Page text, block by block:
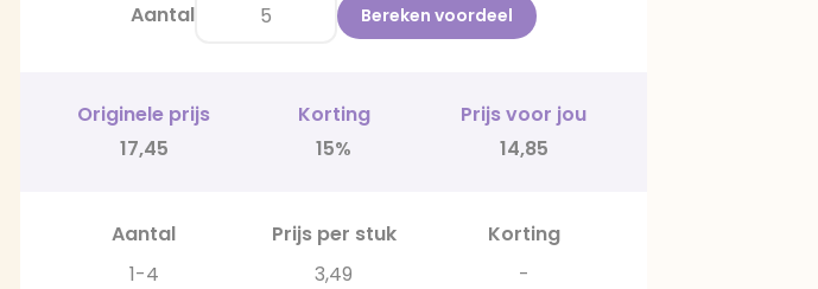
Aantal Bereken voordeel
Originele prijs Korting
Prijs voor jou
17,45
15% 14,85
Aantal Prijs per stuk
Korting
1-4
3,49
-